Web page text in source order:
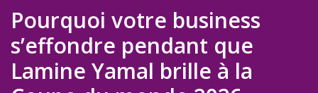
Pourquoi votre business
s’effondre pendant que
Lamine Yamal brille à la